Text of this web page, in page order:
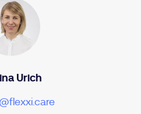
Urich